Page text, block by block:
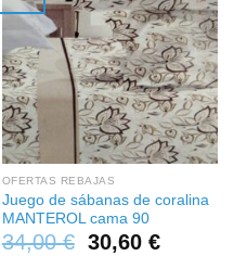
OFERTAS REBAJAS
Juego de sábanas de coralina
MANTEROL cama 90
34,00€ 30,60 €